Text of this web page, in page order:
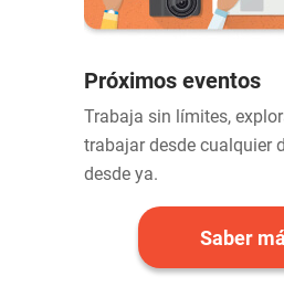
Próximos eventos
Trabaja sin límites,
trabajar desde cualquier
desde ya.
Saber